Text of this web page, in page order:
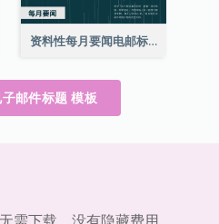
资料性每月要闻电邮标题
邮件标题 模板